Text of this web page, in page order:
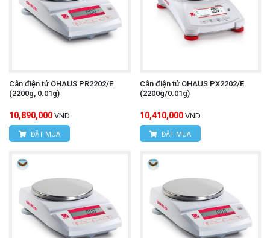
Cân điện tử OHAUS PR2202/E
(2200g, 0.01g)
10,890,000 VND
ĐẶT MUA
Cân điện tử OHAUS PX2202/E
(2200g/0.01g)
10,410,000 VND
ĐẶT MUA